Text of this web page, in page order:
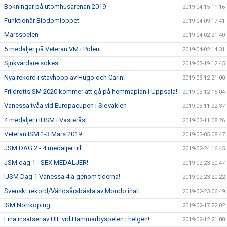
Bokningar på utomhusarenan 2019 2019-04-15 11:16
Funktionär Blodomloppet 2019-04-09 17:41
Marsspelen 2019-04-02 21:40
5 medaljer på Veteran VM i Polen! 2019-04-02 14:31
Sjukvårdare sökes 2019-03-19 12:45
Nya rekord i stavhopp av Hugo och Carin! 2019-03-12 21:00
Friidrotts SM 2020 kommer att gå på hemmaplan i Uppsala! 2019-03-12 15:04
Vanessa tvåa vid Europacupen i Slovakien 2019-03-11 22:37
4 medaljer i IUSM i Västerås! 2019-03-11 08:26
Veteran ISM 1-3 Mars 2019 2019-03-05 08:47
JSM DAG 2 - 4 medaljer till! 2019-02-24 16:45
JSM dag 1 - SEX MEDALJER! 2019-02-23 20:47
IJSM Dag 1 Vanessa 4:a genom tiderna! 2019-02-23 20:22
Svenskt rekord/Världsårsbästa av Mondo inatt 2019-02-23 06:49
ISM Norrköping 2019-02-17 22:02
Fina insatser av UIF vid Hammarbyspelen i helgen! 2019-02-12 21:00